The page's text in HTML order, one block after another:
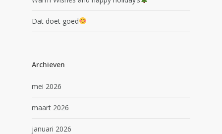
Dat doet goed
Archieven
mei 2026
maart 2026
januari 2026